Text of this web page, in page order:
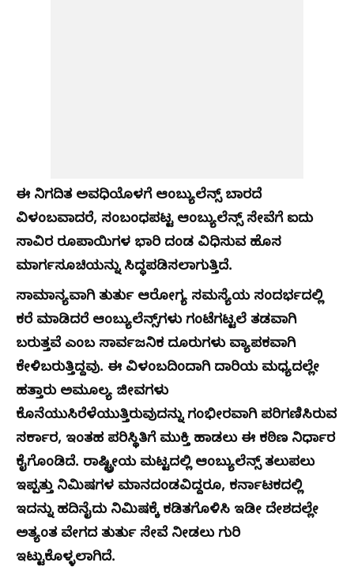
ಈ ನಿಗದಿತ ಅವಧಿಯೊಳಗೆ ಆಂಬ್ಯುಲೆನ್ಸ್ ಬಾರದೆ
ವಿಳಂಬವಾದರೆ, ಸಂಬಂಧಪಟ್ಟ ಆಂಬ್ಯುಲೆನ್ಸ್ ಸೇವೆಗೆ ಐದು
ಸಾವಿರ ರೂಪಾಯಿಗಳ ಭಾರಿ ದಂಡ ವಿಧಿಸುವ ಹೊಸ
ಮಾರ್ಗಸೂಚಿಯನ್ನು ಸಿದ್ಧಪಡಿಸಲಾಗುತ್ತಿದೆ.
ಸಾಮಾನ್ಯವಾಗಿ ತುರ್ತು ಆರೋಗ್ಯ ಸಮಸ್ಯೆಯ ಸಂದರ್ಭದಲ್ಲಿ
ಕರೆ ಮಾಡಿದರೆ ಆಂಬ್ಯುಲೆನ್ಸ್‌ಗಳು ಗಂಟೆಗಟ್ಟಲೆ ತಡವಾಗಿ
ಬರುತ್ತವೆ ಎಂಬ ಸಾರ್ವಜನಿಕ ದೂರುಗಳು ವ್ಯಾಪಕವಾಗಿ
ಕೇಳಿಬರುತ್ತಿದ್ದವು. ಈ ವಿಳಂಬದಿಂದಾಗಿ ದಾರಿಯ ಮಧ್ಯದಲ್ಲೇ
ಹತ್ತಾರು ಅಮೂಲ್ಯ ಜೀವಗಳು
ಕೊನೆಯುಸಿರೆಳೆಯುತ್ತಿರುವುದನ್ನು ಗಂಭೀರವಾಗಿ ಪರಿಗಣಿಸಿರುವ
ಸರ್ಕಾರ, ಇಂತಹ ಪರಿಸ್ಥಿತಿಗೆ ಮುಕ್ತಿ ಹಾಡಲು ಈ ಕಠಿಣ ನಿರ್ಧಾರ
ಕೈಗೊಂಡಿದೆ. ರಾಷ್ಟ್ರೀಯ ಮಟ್ಟದಲ್ಲಿ ಆಂಬ್ಯುಲೆನ್ಸ್ ತಲುಪಲು
ಇಪ್ಪತ್ತು ನಿಮಿಷಗಳ ಮಾನದಂಡವಿದ್ದರೂ, ಕರ್ನಾಟಕದಲ್ಲಿ
ಇದನ್ನು ಹದಿನೈದು ನಿಮಿಷಕ್ಕೆ ಕಡಿತಗೊಳಿಸಿ ಇಡೀ ದೇಶದಲ್ಲೇ
ಅತ್ಯಂತ ವೇಗದ ತುರ್ತು ಸೇವೆ ನೀಡಲು ಗುರಿ
ಇಟ್ಟುಕೊಳ್ಳಲಾಗಿದೆ.